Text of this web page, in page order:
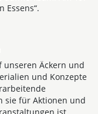
Essens“.
unseren Äckern und
und Konzepte
sie für Aktionen und